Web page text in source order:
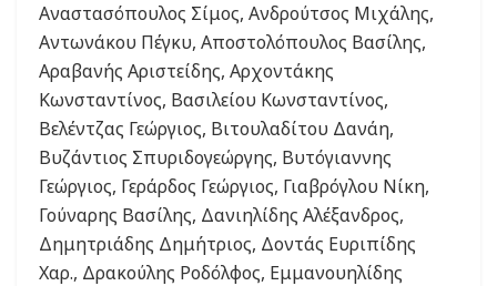
Αναστασόπουλος Σίμος, Ανδρούτσος Μιχάλης,
Αντωνάκου Πέγκυ, Αποστολόπουλος Βασίλης,
Αραβανής Αριστείδης, Αρχοντάκης
Κωνσταντίνος, Βασιλείου Κωνσταντίνος,
Βελέντζας Γεώργιος, Βιτουλαδίτου Δανάη,
Βυζάντιος Σπυριδογεώργης, Βυτόγιαννης
Γεώργιος, Γεράρδος Γεώργιος, Γιαβρόγλου Νίκη,
Γούναρης Βασίλης, Δανιηλίδης Αλέξανδρος,
Δημητριάδης Δημήτριος, Δοντάς Ευριπίδης
Χαρ., Δρακούλης Ροδόλφος, Εμμανουηλίδης